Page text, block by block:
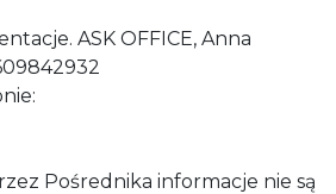
ASK OFFICE, Anna
Pośrednika informacje nie są